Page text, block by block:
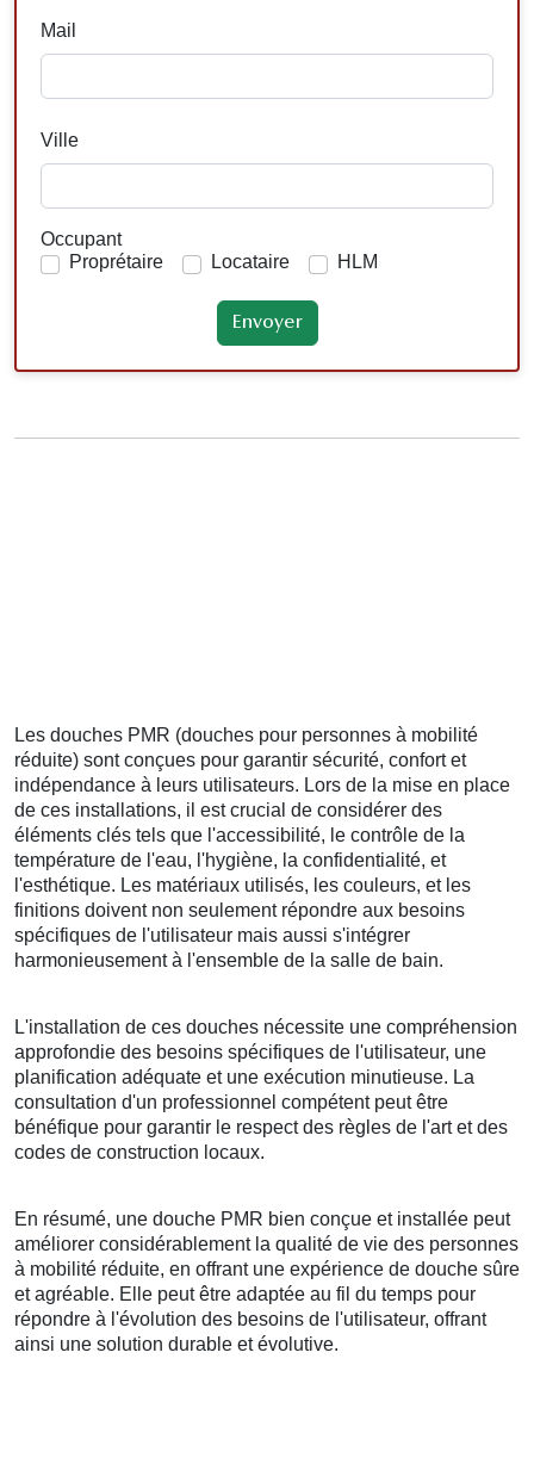
Mail
Ville
Occupant
Proprétaire
Locataire HLM
Les douches PMR (douches pour personnes à mobilité
réduite) sont conçues pour garantir sécurité, confort et
indépendance à leurs utilisateurs. Lors de la mise en place
de ces installations, il est crucial de considérer des
éléments clés tels que l'accessibilité, le contrôle de la
température de l'eau, l'hygiène, la confidentialité, et
l'esthétique. Les matériaux utilisés, les couleurs, et les
finitions doivent non seulement répondre aux besoins
spécifiques de l'utilisateur mais aussi s'intégrer
harmonieusement à l'ensemble de la salle de bain.
L'installation de ces douches nécessite une compréhension
approfondie des besoins spécifiques de l'utilisateur, une
planification adéquate et une exécution minutieuse. La
consultation d'un professionnel compétent peut être
bénéfique pour garantir le respect des règles de l'art et des
codes de construction locaux.
En résumé, une douche PMR bien conçue et installée peut
améliorer considérablement la qualité de vie des personnes
à mobilité réduite, en offrant une expérience de douche sûre
et agréable. Elle peut être adaptée au fil du temps pour
répondre à l'évolution des besoins de l'utilisateur, offrant
ainsi une solution durable et évolutive.